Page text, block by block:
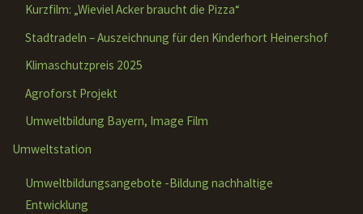
Kurzfilm: „Wieviel Acker braucht die Pizza“
Stadtradeln – Auszeichnung für den Kinderhort Heinershof
Klimaschutzpreis 2025
Agroforst Projekt
Umweltbildung Bayern, Image Film
Umweltstation
Umweltbildungsangebote -Bildung nachhaltige
Entwicklung